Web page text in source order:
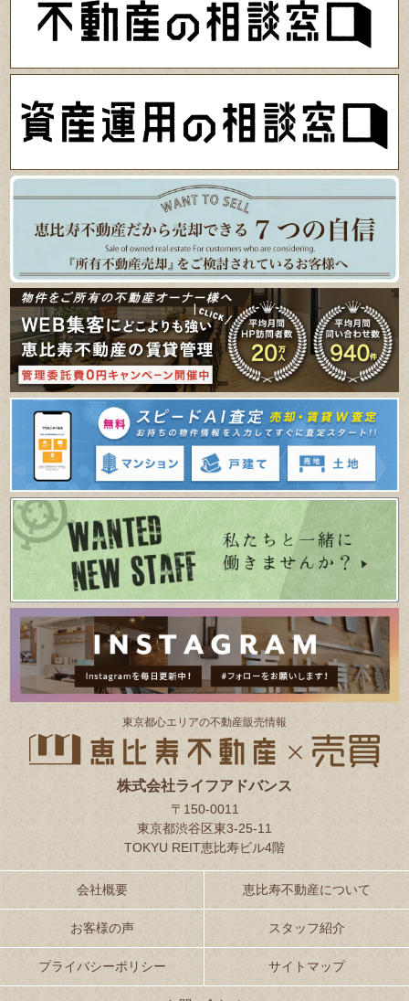
東京都⼼エリアの不動産販売情報
株式会社ライフアドバンス
〒150-0011
東京都渋谷区東3-25-11
TOKYU REIT恵比寿ビル4階
会社概要 恵比寿不動産について
お客様の声 スタッフ紹介
プライバシーポリシー サイトマップ